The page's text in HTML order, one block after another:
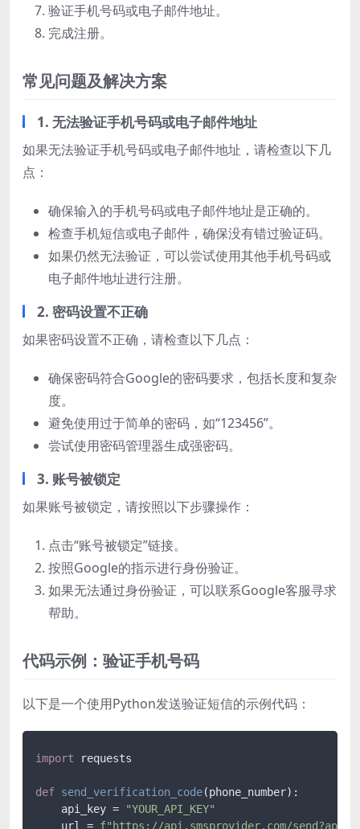
验证手机号码或电子邮件地址。
完成注册。
常见问题及解决方案
1. 无法验证手机号码或电子邮件地址
如果无法验证手机号码或电子邮件地址，请检查以下几
点：
确保输入的手机号码或电子邮件地址是正确的。
检查手机短信或电子邮件，确保没有错过验证码。
如果仍然无法验证，可以尝试使用其他手机号码或
电子邮件地址进行注册。
2. 密码设置不正确
如果密码设置不正确，请检查以下几点：
确保密码符合Google的密码要求，包括长度和复杂
度。
避免使用过于简单的密码，如“123456”。
尝试使用密码管理器生成强密码。
3. 账号被锁定
如果账号被锁定，请按照以下步骤操作：
点击“账号被锁定”链接。
按照Google的指示进行身份验证。
如果无法通过身份验证，可以联系Google客服寻求
帮助。
代码示例：验证手机号码
以下是一个使用Python发送验证短信的示例代码：
import requests
def send_verification_code(phone_number):
    api_key =
"YOUR_API_KEY"
    url =
f"https://api.smsprovider.com/